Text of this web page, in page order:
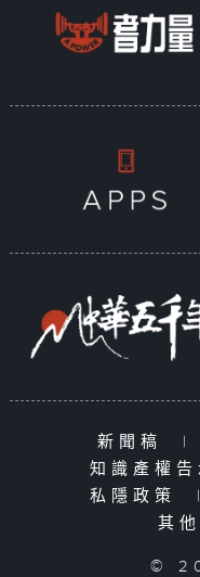
新聞稿 |
知識產權
私隱政策
|
其
©